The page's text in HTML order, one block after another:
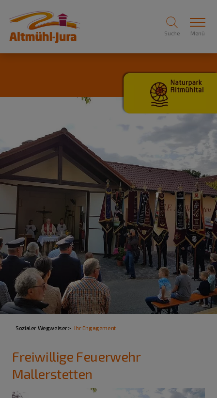
Suche Menü
Sozialer Wegweiser Ihr Engagement
Freiwillige Feuerwehr
Mallerstetten